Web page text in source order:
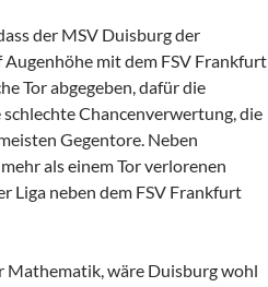
der MSV Duisburg der
mit dem FSV Frankfurt
Tor abgegeben, dafür die
schlechte Chancenverwertung, die
Gegentore. Neben
als einem Tor verlorenen
Liga neben dem FSV Frankfurt
Mathematik, wäre Duisburg wohl